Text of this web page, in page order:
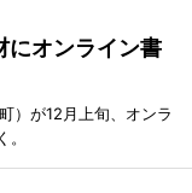
にオンライン書
）が12月上旬、オンラ